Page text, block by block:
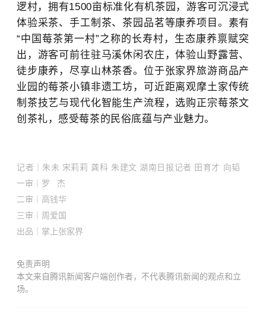
逻村，拥有1500亩标准化有机茶园，游客可沉浸式
体验采茶、手工制茶、茶园品茗等康养项目。素有
“中国莓茶第一村”之称的长寿村，生态康养禀赋突
出，游客可前往驻马溪休闲农庄，体验山野露营、
徒步康养，尽享山林茶香。位于张家界旅游商品产
业园的莓茶小镇非遗工坊，可近距离观摩土家传统
制茶技艺与现代化智能生产流程，选购正宗莓茶文
创茶礼，感受莓茶的民俗底蕴与产业魅力。
记者
朱未 宋莉莉 龚科 朱建文 湖南日报记者 田育才 向韬
一审｜罗 杰
二审｜ 高钱华
三审｜周爱国
出品｜掌上张家界
免责声明
本文来自腾讯新闻客户端创作者，不代表腾讯新闻的观点和立
场。